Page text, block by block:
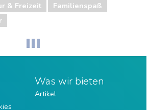
& Freizeit
Familienspaß
Was wir bieten
Artikel